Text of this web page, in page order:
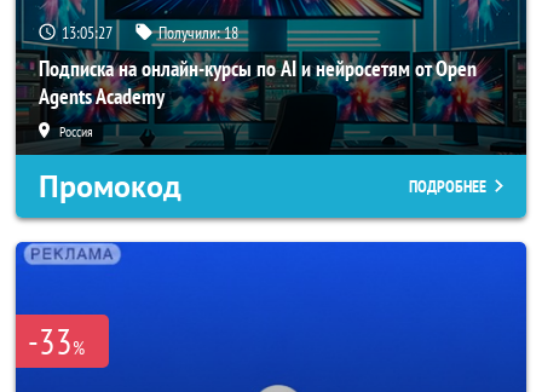
13:05:25 Получили:18
Подписка на онлайн-курсы по AI и нейросетям от Open
Agents Academy
Россия
Промокод ПОДРОБНЕЕ
-33%